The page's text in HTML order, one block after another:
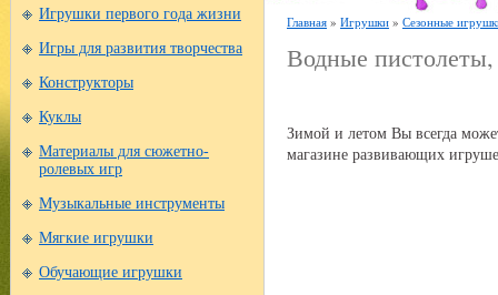
Игрушки первого года жизни
Игры для развития творчества
Конструкторы
Куклы
Материалы для сюжетно-
ролевых игр
Музыкальные инструменты
Мягкие игрушки
Обучающие игрушки
Главная » Игрушки » Сезонные
Водные
Зимой и летом Вы всегда
магазине развивающих